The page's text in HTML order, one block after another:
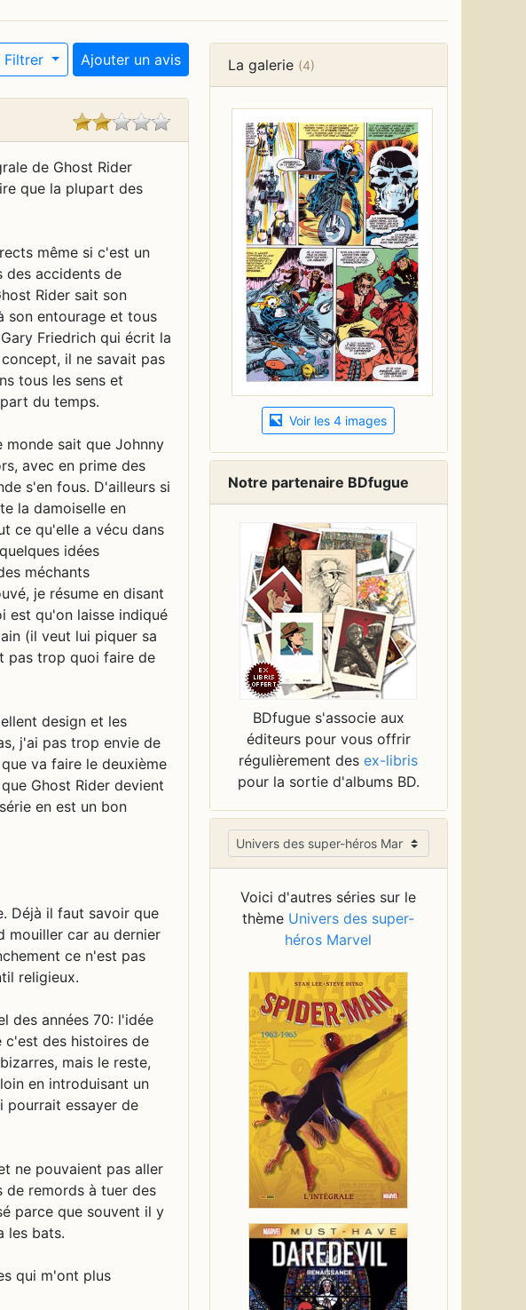
Filtrer Ajouter un avis
de Ghost Rider
que la plupart des
même si c'est un
des accidents de
Rider sait son
son entourage et tous
Friedrich qui écrit la
il ne savait pas
tous les sens et
du temps.
monde sait que Johnny
avec en prime des
s'en fous. D'ailleurs si
la damoiselle en
ce qu'elle a vécu dans
idées
méchants
je résume en disant
est qu'on laisse indiqué
(il veut lui piquer sa
pas trop quoi faire de
design et les
j'ai pas trop envie de
va faire le deuxième
Ghost Rider devient
en est un bon
Déjà il faut savoir que
mouiller car au dernier
ce n'est pas
religieux.
des années 70: l'idée
c'est des histoires de
mais le reste,
en introduisant un
pourrait essayer de
ne pouvaient pas aller
de remords à tuer des
parce que souvent il y
les bats.
qui m'ont plus
La galerie (4)
Voir les 4 images
Notre partenaire BDfugue
BDfugue s'associe aux
éditeurs pour vous offrir
régulièrement desex-libris
pour la sortie d'albums BD.
Voici d'autres séries sur le
thème Univers des super-
héros Marvel